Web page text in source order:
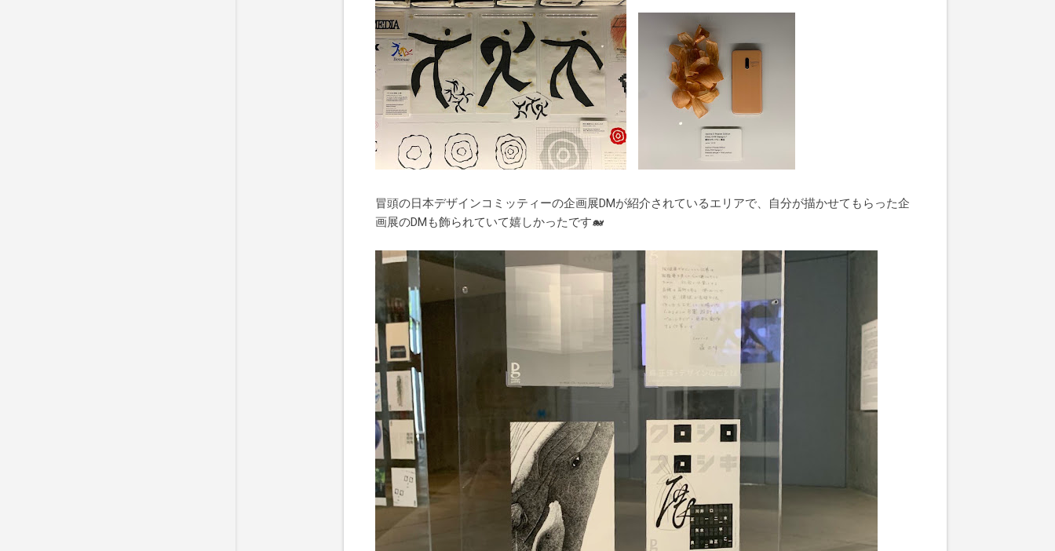
冒頭の日本デザインコミッティーの企画展DMが紹介されているエリアで、自分が描かせてもらった企
画展のDMも飾られていて嬉しかったです🐋